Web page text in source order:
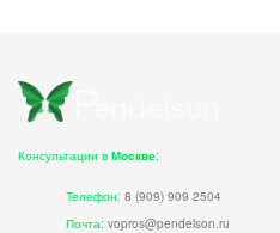
Консультации в Москве:
Телефон: 8 (909) 909 2504
Почта: vopros@pendelson.ru